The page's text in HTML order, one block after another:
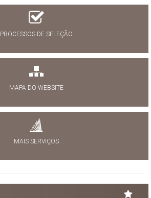
PROCESSOS DE SELEÇÃO
MAPA DO WEBSITE
MAIS SERVIÇOS